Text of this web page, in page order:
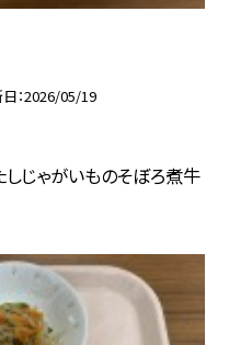
2026/05/19
じゃがいものそぼろ煮牛